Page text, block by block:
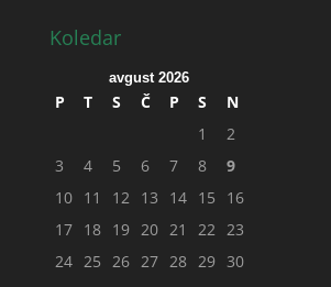
Koledar
avgust 2026
P T S Č P S
N
1
2
3
4 5 6 7 8
9
10 11 12 13 14 15
16
17 18 19 20 21 22 23
24 25 26 27 28 29 30